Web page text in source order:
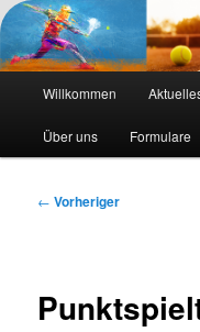
Tennis-
Die Webseite des
Zum
primären
Zum
sekundären
Willkommen
Über uns Formulare
Beitragsnavigation
← Vorheriger